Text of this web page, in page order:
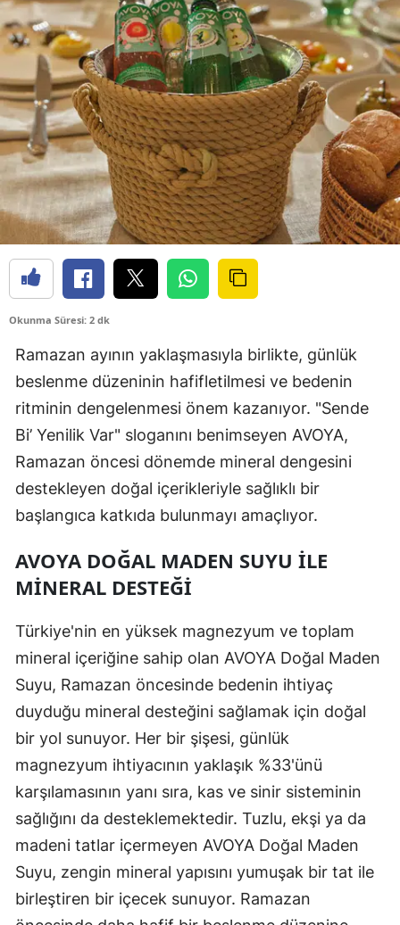
Okunma Süresi: 2 dk
Ramazan ayının yaklaşmasıyla birlikte, günlük
beslenme düzeninin hafifletilmesi ve bedenin
ritminin dengelenmesi önem kazanıyor. "Sende
Bi’ Yenilik Var" sloganını benimseyen AVOYA,
Ramazan öncesi dönemde mineral dengesini
destekleyen doğal içerikleriyle sağlıklı bir
başlangıca katkıda bulunmayı amaçlıyor.
AVOYA DOĞAL MADEN SUYU ILE
MINERAL DESTEĞI
Türkiye'nin en yüksek magnezyum ve toplam
mineral içeriğine sahip olan AVOYA Doğal Maden
Suyu, Ramazan öncesinde bedenin ihtiyaç
duyduğu mineral desteğini sağlamak için doğal
bir yol sunuyor. Her bir şişesi, günlük
magnezyum ihtiyacının yaklaşık %33'ünü
karşılamasının yanı sıra, kas ve sinir sisteminin
sağlığını da desteklemektedir. Tuzlu, ekşi ya da
madeni tatlar içermeyen AVOYA Doğal Maden
Suyu, zengin mineral yapısını yumuşak bir tat ile
birleştiren bir içecek sunuyor. Ramazan